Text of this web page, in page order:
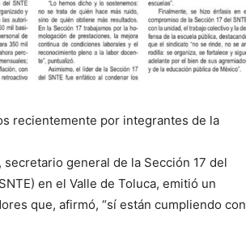
recientemente por integrantes de la
general de la Sección 17 del
en el Valle de Toluca, emitió un
que, afirmó, “sí están cumpliendo con